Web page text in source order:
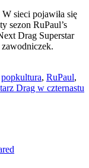
sieci pojawiła się
sezon RuPaul’s
Drag Superstar
zawodniczek.
popkultura, RuPaul,
Drag w czternastu